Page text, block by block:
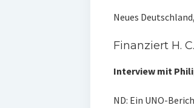
Neues
Finanziert H.
Interview mit
ND: Ein UNO-